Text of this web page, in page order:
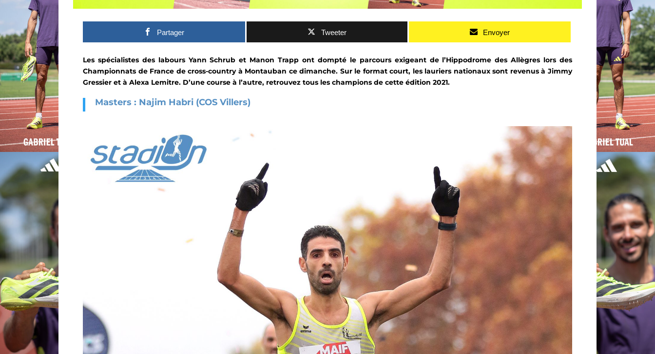
Partager Tweeter Envoyer
Les spécialistes des labours Yann Schrub et Manon Trapp ont dompté le parcours exigeant de l’Hippodrome des Allègres lors des
Championnats de France de cross-country à Montauban ce dimanche. Sur le format court, les lauriers nationaux sont revenus à Jimmy
Gressier et à Alexa Lemitre. D’une course à l’autre, retrouvez tous les champions de cette édition 2021.
Masters : Najim Habri (COS Villers)